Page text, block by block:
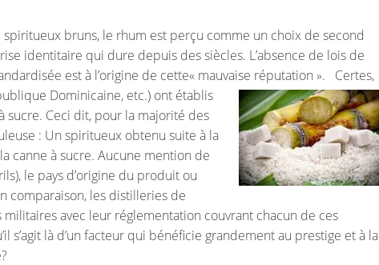
spiritueux bruns, le rhum est perçu comme un choix de second
identitaire qui dure depuis des siècles. L’absence de lois de
est à l’origine de cette« mauvaise réputation ».
Certes,
Dominicaine, etc.) ont établis
sucre. Ceci dit, pour la majorité des
: Un spiritueux obtenu suite à la
canne à sucre. Aucune mention de
le pays d’origine du produit ou
comparaison, les distilleries de
avec leur réglementation couvrant chacun de ces
s’agit là d’un facteur qui bénéficie grandement au prestige et à la